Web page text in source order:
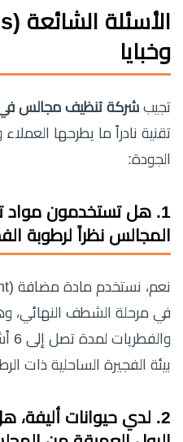
وخبايا
تجيب شركة تنظيف مجالس في
تقنية نادراً ما يطرحها
الجودة:
1. هل تستخدمون مواد
المجالس نظراً لرطوبة
في مرحلة الشطف النهائي،
بيئة الفجيرة الساحلية ذات
2. لدي حيوانات أليفة،